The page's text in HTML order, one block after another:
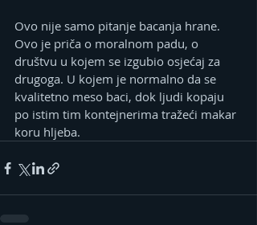
Ovo nije samo pitanje bacanja hrane.
Ovo je priča o moralnom padu, o
društvu u kojem se izgubio osjećaj za
drugoga. U kojem je normalno da se
kvalitetno meso baci, dok ljudi kopaju
po istim tim kontejnerima tražeći makar
koru hljeba.